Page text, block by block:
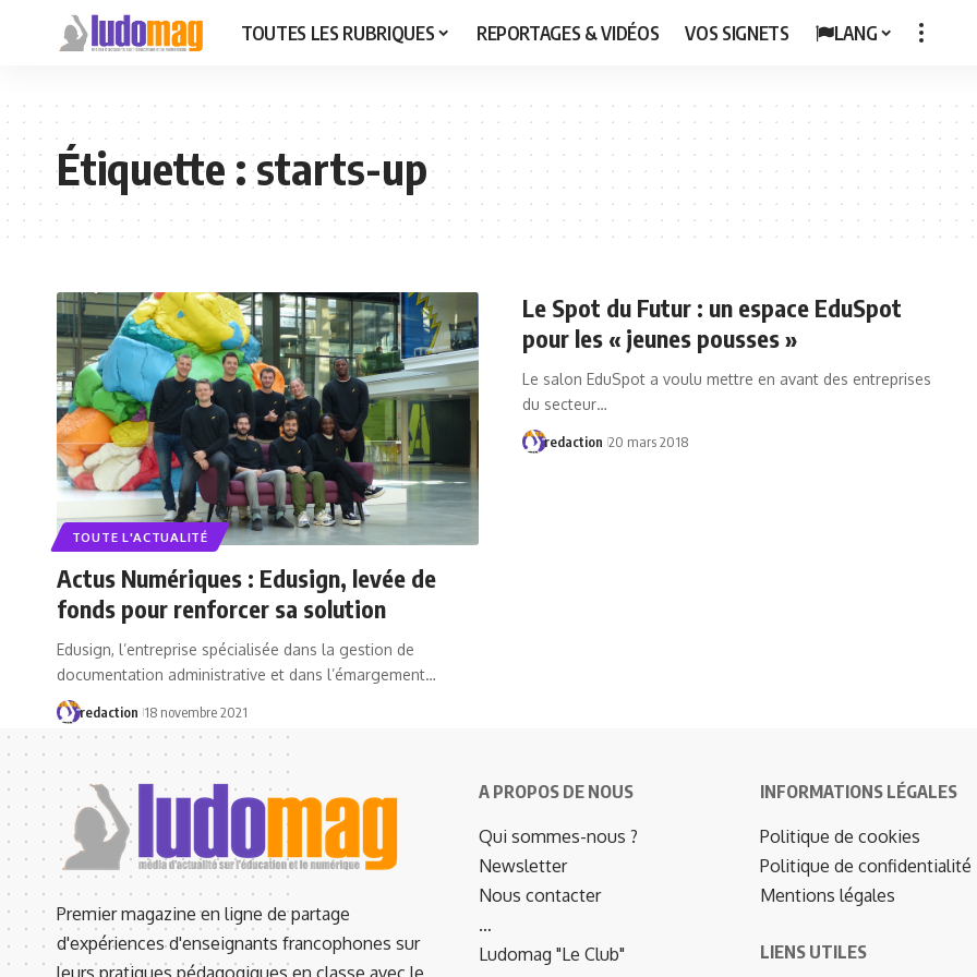
TOUTES LES RUBRIQUES REPORTAGES & VIDÉOS VOS SIGNETS LANG
Étiquette :starts-up
TOUTE L'ACTUALITÉ
Actus Numériques : Edusign, levée de
fonds pour renforcer sa solution
Edusign, l’entreprise spécialisée dans la gestion de
documentation administrative et dans l’émargement…
redaction 18 novembre 2021
Le Spot du Futur : un espace EduSpot
pour les « jeunes pousses »
Le salon EduSpot a voulu mettre en avant des entreprises
du secteur…
redaction 20 mars 2018
Premier magazine en ligne de partage
d'expériences d'enseignants francophones sur
leurs pratiques pédagogiques en classe avec le
A PROPOS DE NOUS
Qui sommes-nous ?
Newsletter
Nous contacter
…
Ludomag "Le Club"
INFORMATIONS LÉGALES
Politique de cookies
Politique de confidentialité
Mentions légales
LIENS UTILES